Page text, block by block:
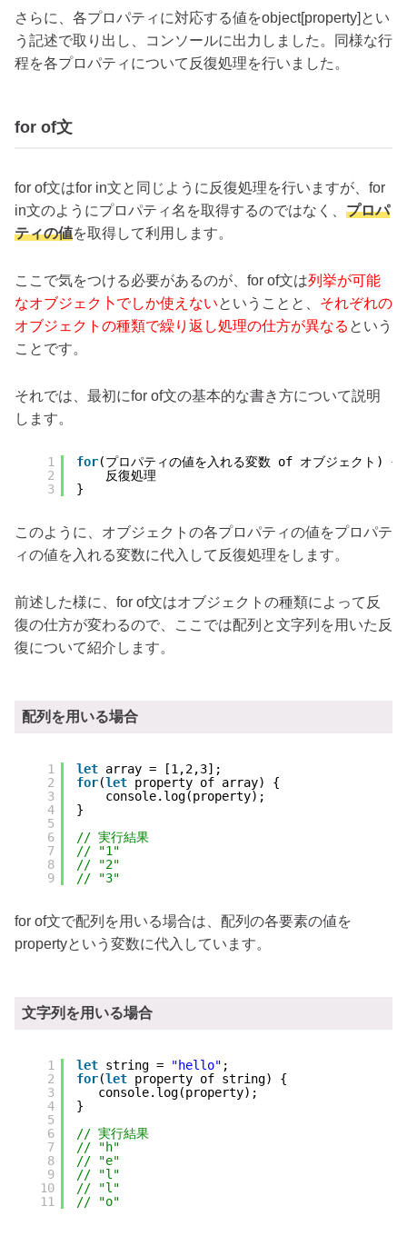
さらに、各プロパティに対応する値をobject[property]とい
う記述で取り出し、コンソールに出力しました。同様な行
程を各プロパティについて反復処理を行いました。
for of文
for of文はfor in文と同じように反復処理を行いますが、for
in文のようにプロパティ名を取得するのではなく、 プロパ
ティの値を取得して利用します。
ここで気をつける必要があるのが、for of文は列挙が可能
なオブジェク卜でしか使えないということと、 それぞれの
オブジェクトの種類で繰り返し処理の仕方が異なる という
ことです。
それでは、最初にfor of文の基本的な書き方について説明
します。
1
2
3
for(プロパティの値を入れる変数 of オブジェクト) {
反復処理
}
このように、オブジェクトの各プロパティの値をプロパテ
ィの値を入れる変数に代入して反復処理をします。
前述した様に、for of文はオブジェクトの種類によって反
復の仕方が変わるので、ここでは配列と文字列を用いた反
復について紹介します。
配列を用いる場合
1
2
3
4
5
6
7
8
9
let array = [1,2,3];
for(let property of array) {
console.log(property);
}
// 実行結果
// "1"
// "2"
// "3"
for of文で配列を用いる場合は、配列の各要素の値を
propertyという変数に代入しています。
文字列を用いる場合
1
2
3
4
5
6
7
8
9
10
11
let string = "hello" ;
for(let property of string) {
console.log(property);
}
// 実行結果
// "h"
// "e"
// "l"
// "l"
// "o"